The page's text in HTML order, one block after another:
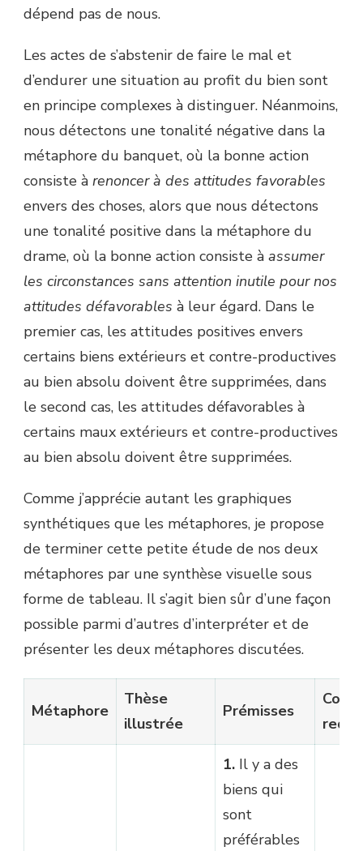
dépend pas de nous.
Les actes de s’abstenir de faire le mal et
d’endurer une situation au profit du bien sont
en principe complexes à distinguer. Néanmoins,
nous détectons une tonalité négative dans la
métaphore du banquet, où la bonne action
consiste à renoncer à des attitudes favorables
envers des choses, alors que nous détectons
une tonalité positive dans la métaphore du
drame, où la bonne action consiste à assumer
les circonstances sans attention inutile pour nos
attitudes défavorables à leur égard. Dans le
premier cas, les attitudes positives envers
certains biens extérieurs et contre-productives
au bien absolu doivent être supprimées, dans
le second cas, les attitudes défavorables à
certains maux extérieurs et contre-productives
au bien absolu doivent être supprimées.
Comme j’apprécie autant les graphiques
synthétiques que les métaphores, je propose
de terminer cette petite étude de nos deux
métaphores par une synthèse visuelle sous
forme de tableau. Il s’agit bien sûr d’une façon
possible parmi d’autres d’interpréter et de
présenter les deux métaphores discutées.
Métaphore
Thèse
illustrée
Prémisses
1. Il y a des
biens qui
sont
préférables